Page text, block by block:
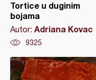
Tortice u duginim
bojama
Autor: Adriana Kovac
9325